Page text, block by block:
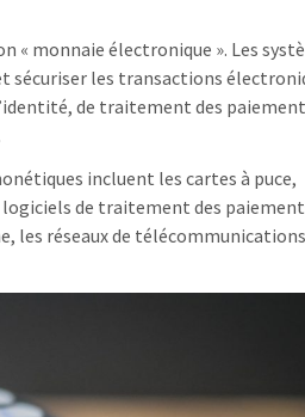
« monnaie électronique ». Les
les transactions
de traitement des
incluent les cartes à puce,
logiciels de traitement des
les réseaux de